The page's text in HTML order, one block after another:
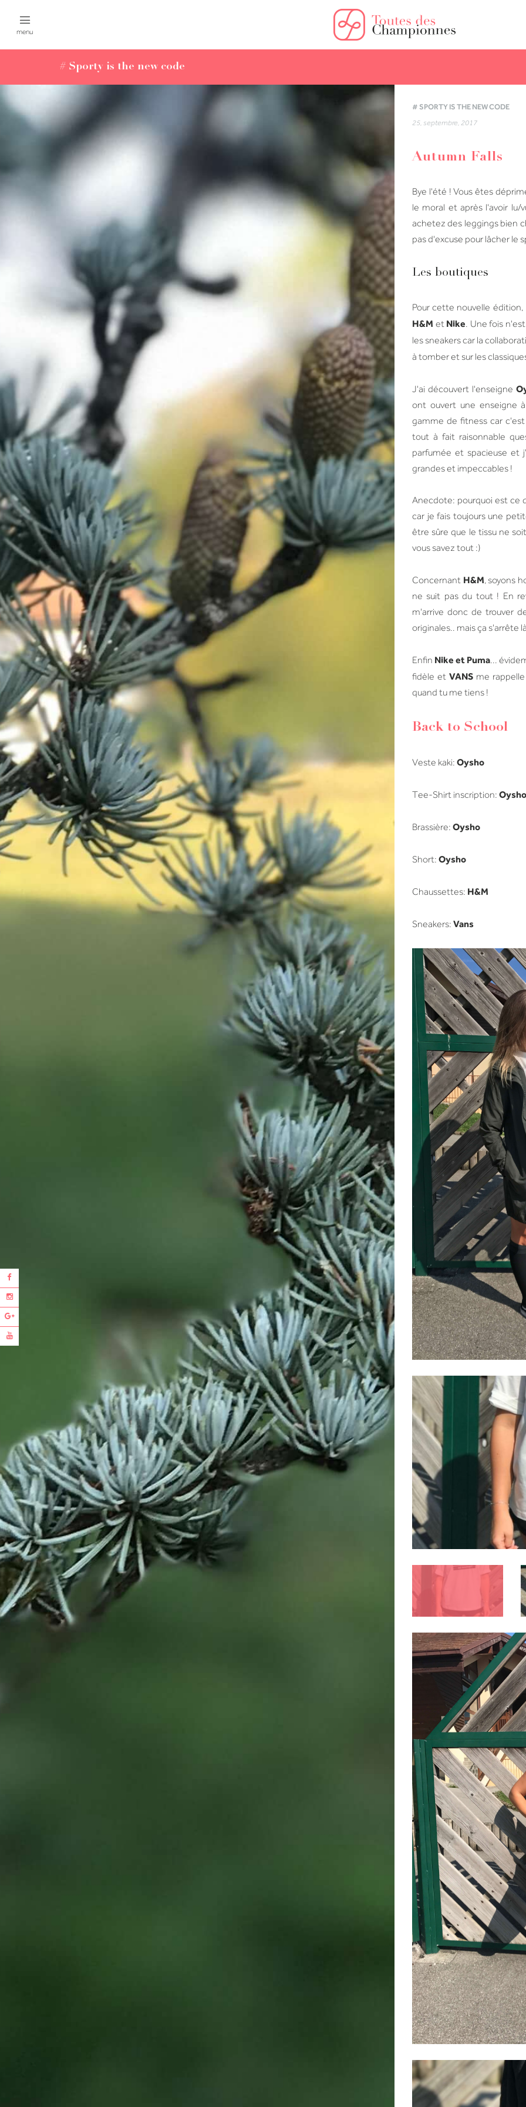
menu
# Sporty is the new code
# SPORTY IS THE NEW CODE
25, septembre, 2017
Autumn Falls
Bye l'été ! Vous êtes
le moral et après l'avoir lu/
achetez des leggings bien
pas d'excuse pour lâcher le
Les boutiques
Pour cette nouvelle
H&M et Nike. Une fois
les sneakers car la
à tomber et sur les
J'ai découvert l'enseigne
ont ouvert une enseigne
gamme de fitness car
tout à fait raisonnable
parfumée et spacieuse et
grandes et impeccables !
Anecdote: pourquoi est ce
car je fais toujours une
être sûre que le tissu ne
vous savez tout :)
Concernant H&M, soyons
ne suit pas du tout ! En
m'arrive donc de trouver
originales.. mais ça s'arrête
Enfin Nike et Puma...
fidèle et VANSme rappelle
quand tu me tiens !
Back to School
Veste kaki: Oysho
Tee-Shirt inscription: Oysho
Brassière: Oysho
Short: Oysho
Chaussettes: H&M
Sneakers: Vans